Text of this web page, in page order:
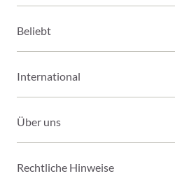
Beliebt
International
Über uns
Rechtliche Hinweise